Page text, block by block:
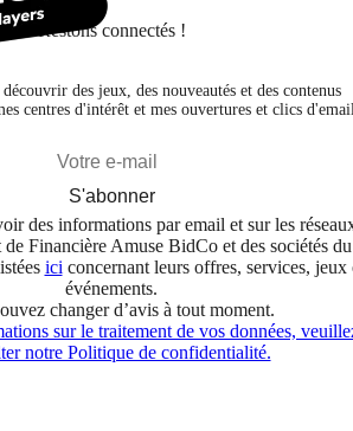
Restons connectés !
des jeux, des nouveautés et des contenus
centres d'intérêt et mes ouvertures et clics
S'abonner
des informations par email et sur les
Financière Amuse BidCo et des sociétés du
ici concernant leurs offres, services, jeux
événements.
changer d’avis à tout moment.
sur le traitement de vos données,
notre Politique de confidentialité.